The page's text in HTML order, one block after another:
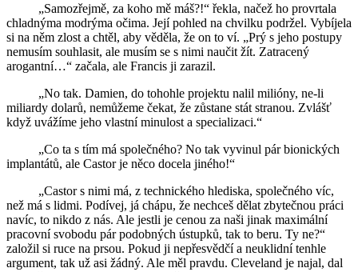
„Samozřejmě, za koho mě máš?!“ řekla, načež ho provrtala
chladnýma modrýma očima. Její pohled na chvilku podržel. Vybíjela
si na něm zlost a chtěl, aby věděla, že on to ví. „Prý s jeho postupy
nemusím souhlasit, ale musím se s nimi naučit žít. Zatracený
arogantní…“ začala, ale Francis ji zarazil.
„No tak. Damien, do tohohle projektu nalil milióny, ne-li
miliardy dolarů, nemůžeme čekat, že zůstane stát stranou. Zvlášť
když uvážíme jeho vlastní minulost a specializaci.“
„Co ta s tím má společného? No tak vyvinul pár bionických
implantátů, ale Castor je něco docela jiného!“
„Castor s nimi má, z technického hlediska, společného víc,
než má s lidmi. Podívej, já chápu, že nechceš dělat zbytečnou práci
navíc, to nikdo z nás. Ale jestli je cenou za naši jinak maximální
pracovní svobodu pár podobných ústupků, tak to beru. Ty ne?“
založil si ruce na prsou. Pokud ji nepřesvědčí a neuklidní tenhle
argument, tak už asi žádný. Ale měl pravdu. Cleveland je najal, dal